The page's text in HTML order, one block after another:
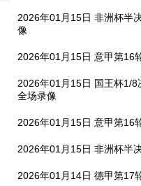
2026年01月15日 非洲杯半
像
2026年01月15日 意甲第16
2026年01月15日 国王杯1/8
全场录像
2026年01月15日 意甲第16
2026年01月15日 非洲杯半
2026年01月14日 德甲第17